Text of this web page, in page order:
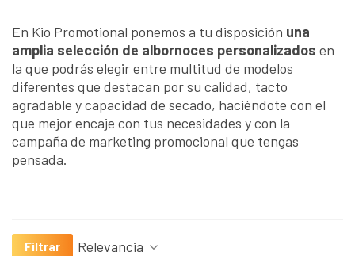
En Kio Promotional ponemos a tu disposición una
amplia selección de albornoces personalizados en
la que podrás elegir entre multitud de modelos
diferentes que destacan por su calidad, tacto
agradable y capacidad de secado, haciéndote con el
que mejor encaje con tus necesidades y con la
campaña de marketing promocional que tengas
pensada.
Filtrar Relevancia